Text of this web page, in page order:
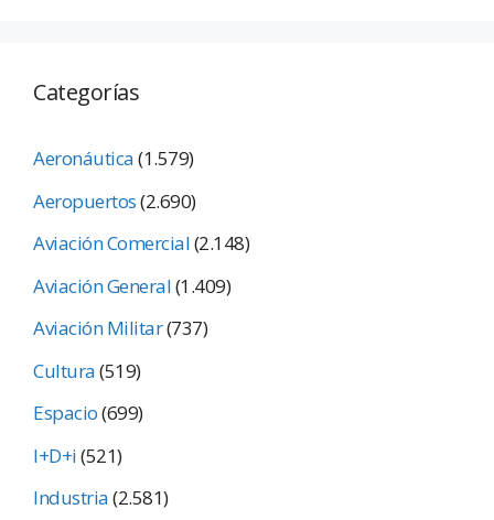
Categorías
Aeronáutica(1.579)
Aeropuertos(2.690)
Aviación Comercial(2.148)
Aviación General(1.409)
Aviación Militar(737)
Cultura(519)
Espacio(699)
I+D+i(521)
Industria(2.581)